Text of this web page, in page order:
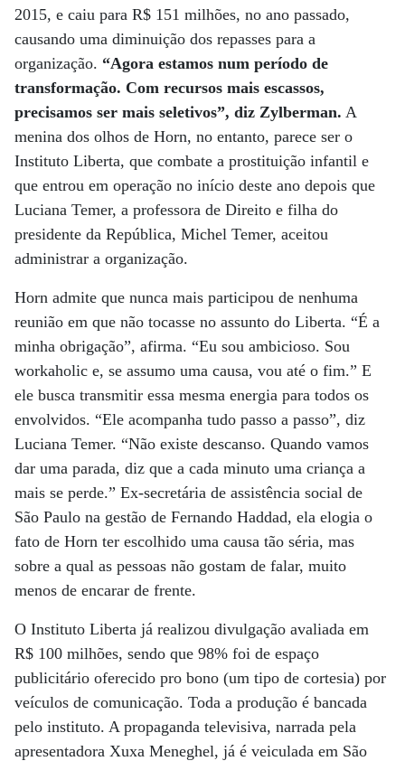
2015, e caiu para R$ 151 milhões, no ano passado,
causando uma diminuição dos repasses para a
organização. “Agora estamos num período de
transformação. Com recursos mais escassos,
precisamos ser mais seletivos”, diz Zylberman. A
menina dos olhos de Horn, no entanto, parece ser o
Instituto Liberta, que combate a prostituição infantil e
que entrou em operação no início deste ano depois que
Luciana Temer, a professora de Direito e filha do
presidente da República, Michel Temer, aceitou
administrar a organização.
Horn admite que nunca mais participou de nenhuma
reunião em que não tocasse no assunto do Liberta. “É a
minha obrigação”, afirma. “Eu sou ambicioso. Sou
workaholic e, se assumo uma causa, vou até o fim.” E
ele busca transmitir essa mesma energia para todos os
envolvidos. “Ele acompanha tudo passo a passo”, diz
Luciana Temer. “Não existe descanso. Quando vamos
dar uma parada, diz que a cada minuto uma criança a
mais se perde.” Ex-secretária de assistência social de
São Paulo na gestão de Fernando Haddad, ela elogia o
fato de Horn ter escolhido uma causa tão séria, mas
sobre a qual as pessoas não gostam de falar, muito
menos de encarar de frente.
O Instituto Liberta já realizou divulgação avaliada em
R$ 100 milhões, sendo que 98% foi de espaço
publicitário oferecido pro bono (um tipo de cortesia) por
veículos de comunicação. Toda a produção é bancada
pelo instituto. A propaganda televisiva, narrada pela
apresentadora Xuxa Meneghel, já é veiculada em São